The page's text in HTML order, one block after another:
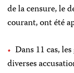
de la censure, le
courant, ont été
Dans 11 cas,
diverses